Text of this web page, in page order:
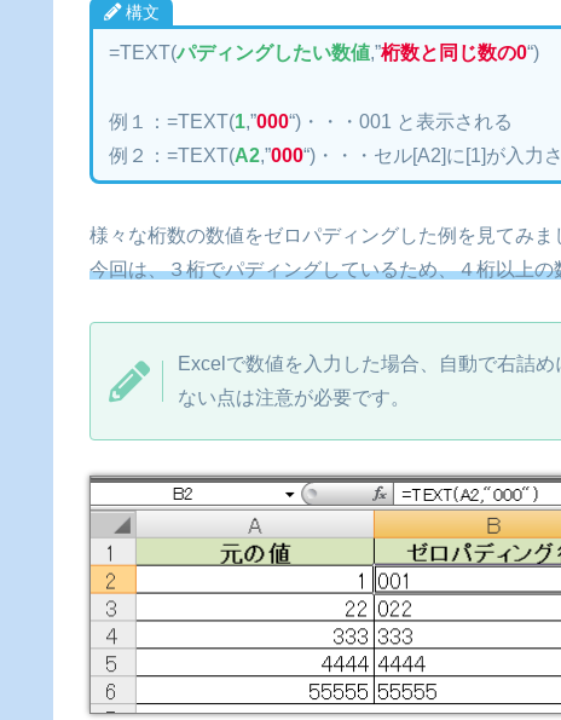
構文
=TEXT(パディングしたい数値,”桁数と同じ数の0“)
例１：=TEXT(1,”000“)・・・001 と表示される
例２：=TEXT(A2,”000“)・・・セル[A2]に[1]が入力
様々な桁数の数値をゼロパディングした例を見てみま
今回は、３桁でパディングしているため、４桁以上
Excelで数値を入力した場合、自動で右詰
ない点は注意が必要です。